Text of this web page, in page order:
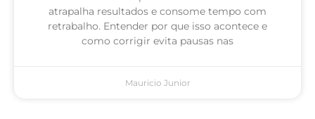
atrapalha resultados e consome tempo com
retrabalho. Entender por que isso acontece e
como corrigir evita pausas nas
Mauricio Junior